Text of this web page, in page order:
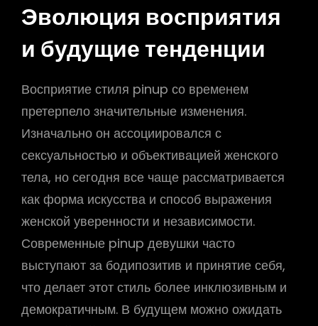
Эволюция восприятия
и будущие тенденции
Восприятие стиля pinup со временем
претерпело значительные изменения.
Изначально он ассоциировался с
сексуальностью и объективацией женского
тела, но сегодня все чаще рассматривается
как форма искусства и способ выражения
женской уверенности и независимости.
Современные pinup девушки часто
выступают за бодипозитив и принятие себя,
что делает этот стиль более инклюзивным и
демократичным. В будущем можно ожидать